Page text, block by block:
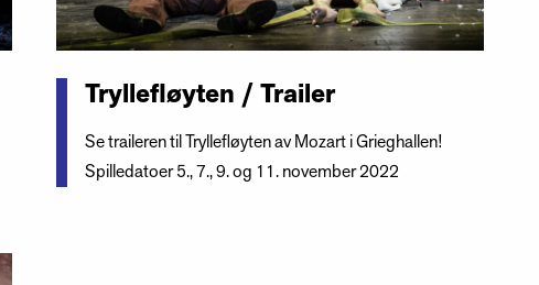
Tryllefløyten / Trailer
Se traileren til Tryllefløyten av Mozart i Grieghallen!
Spilledatoer 5., 7., 9. og 11. november 2022